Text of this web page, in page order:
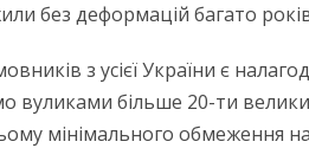
без деформацій багато
з усієї України є
вуликами більше 20-ти
мінімального обмеження